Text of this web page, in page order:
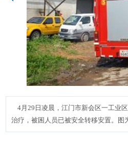
4月29日凌晨，江门市新会区一工业
治疗，被困人员已被安全转移安置。